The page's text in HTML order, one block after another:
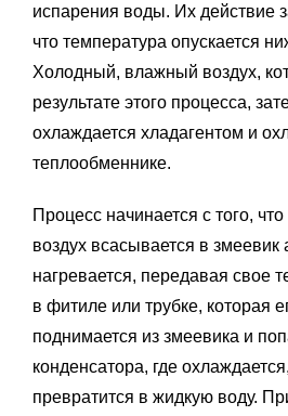
испарения воды. Их действие
что температура опускается
Холодный, влажный воздух,
результате этого процесса,
охлаждается хладагентом и
теплообменнике.
Процесс начинается с того,
воздух всасывается в
нагревается, передавая свое
в фитиле или трубке, которая
поднимается из змеевика и
конденсатора, где
превратится в жидкую воду.